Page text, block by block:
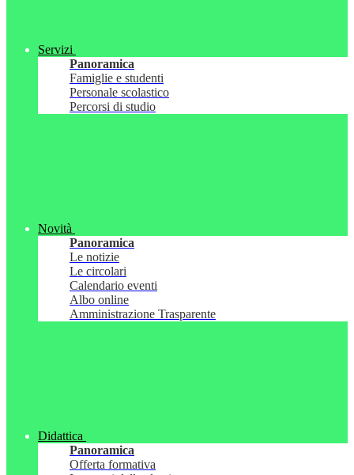
Servizi
Panoramica
Famiglie e studenti
Personale scolastico
Percorsi di studio
Novità
Panoramica
Le notizie
Le circolari
Calendario eventi
Albo online
Amministrazione Trasparente
Didattica
Panoramica
Offerta formativa